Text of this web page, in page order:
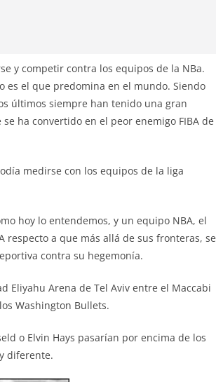
y competir contra los equipos de la NBa.
es el que predomina en el mundo. Siendo
últimos siempre han tenido una gran
ha convertido en el peor enemigo FIBA de
medirse con los equipos de la liga
hoy lo entendemos, y un equipo NBA, el
respecto a que más allá de sus fronteras, se
contra su hegemonía.
Eliyahu Arena de Tel Aviv entre el Maccabi
Washington Bullets.
o Elvin Hays pasarían por encima de los
diferente.